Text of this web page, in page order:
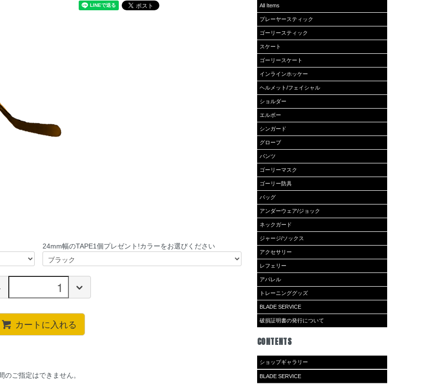
24mm幅のTAPE1個プレゼント!カラーをお選びください
カートに入れる
ご指定はできません。
All Items
プレーヤースティック
ゴーリースティック
スケート
ゴーリースケート
インラインホッケー
ヘルメット/フェイシャル
ショルダー
エルボー
シンガード
グローブ
パンツ
ゴーリーマスク
ゴーリー防具
バッグ
アンダーウェア/ジョック
ネックガード
ジャージ/ソックス
アクセサリー
レフェリー
アパレル
トレーニンググッズ
BLADE SERVICE
破損証明書の発行について
CONTENTS
ショップギャラリー
BLADE SERVICE